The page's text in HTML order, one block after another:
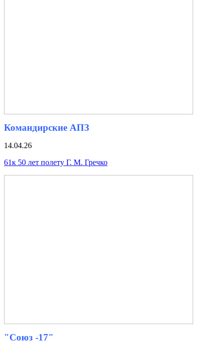
Командирские АПЗ
14.04.26
61к 50 лет полету Г. М. Гречко
"Союз -17"